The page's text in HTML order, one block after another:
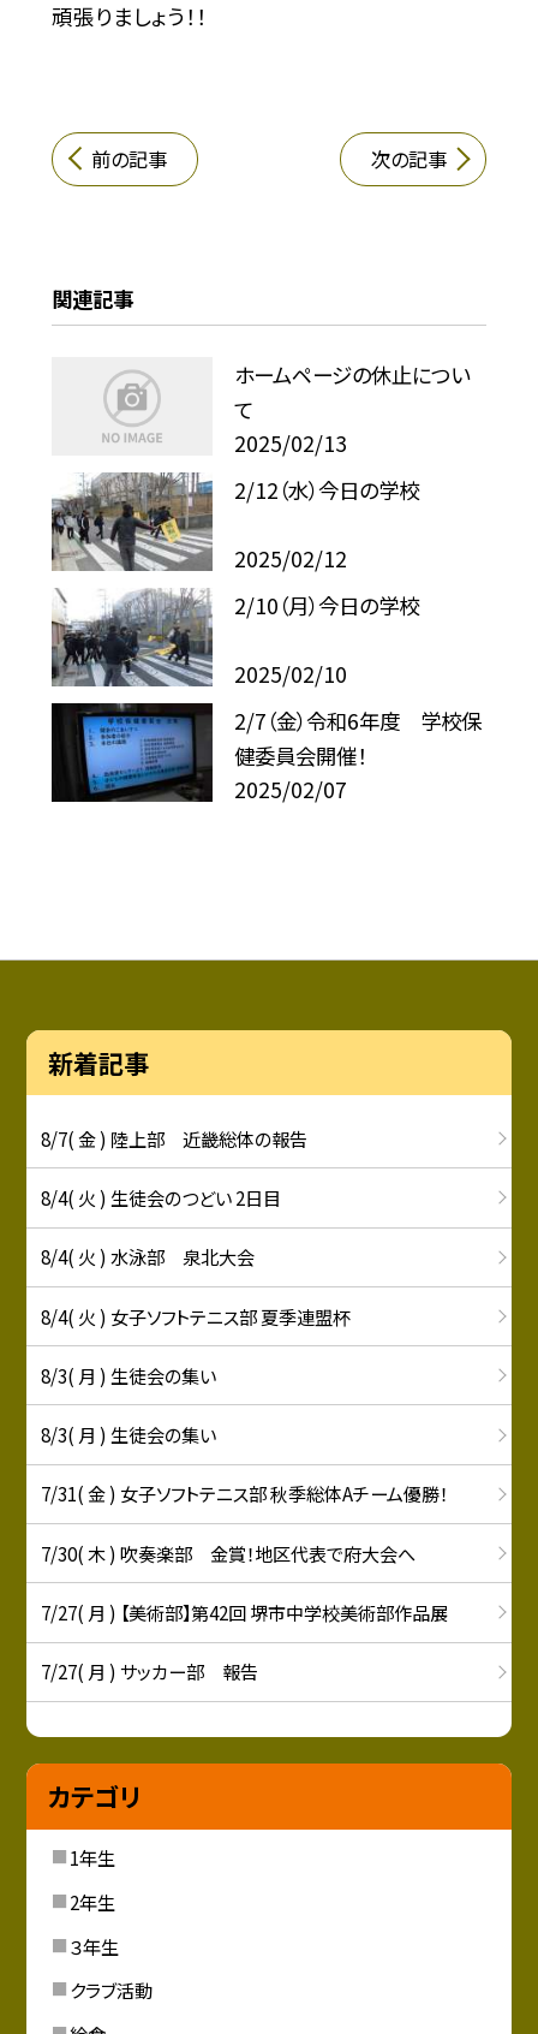
頑張りましょう！！
前の記事 次の記事
関連記事
ホームページの休止につい
て
2025/02/13
2/12（水）今日の学校
2025/02/12
2/10（月）今日の学校
2025/02/10
2/7（金）令和6年度 学校保
健委員会開催！
2025/02/07
新着記事
8/7( 金 ) 陸上部 近畿総体の報告
8/4( 火 ) 生徒会のつどい 2日目
8/4( 火 ) 水泳部 泉北大会
8/4( 火 ) 女子ソフトテニス部 夏季連盟杯
8/3( 月 ) 生徒会の集い
8/3( 月 ) 生徒会の集い
7/31( 金 ) 女子ソフトテニス部 秋季総体Aチーム優勝！
7/30( 木 ) 吹奏楽部 金賞！地区代表で府大会へ
7/27( 月 ) 【美術部】第42回 堺市中学校美術部作品展
7/27( 月 ) サッカー部 報告
カテゴリ
1年生
2年生
３年生
クラブ活動